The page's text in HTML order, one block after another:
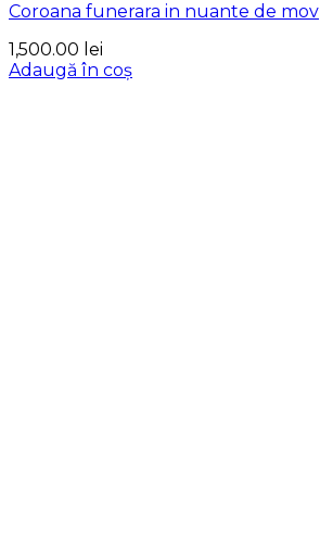
Coroana funerara in nuante de mov
1,500.00 lei
Adaugă în coș